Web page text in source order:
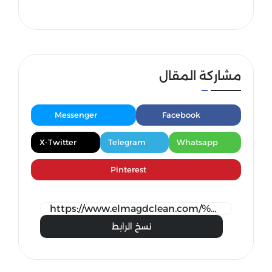
مشاركة المقال
Facebook
Messenger
Whatsapp
Telegram
X-Twitter
Pinterest
نسخ الرابط